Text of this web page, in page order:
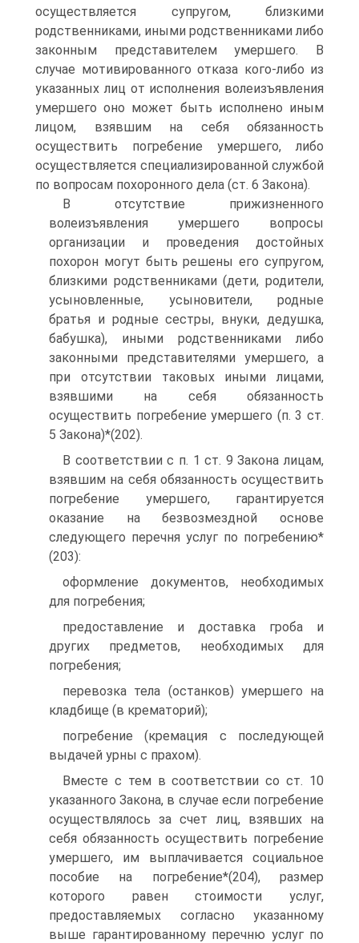
осуществляется супругом, близкими
родственниками, иными родственниками либо
законным представителем умершего. В
случае мотивированного отказа кого-либо из
указанных лиц от исполнения волеизъявления
умершего оно может быть исполнено иным
лицом, взявшим на себя обязанность
осуществить погребение умершего, либо
осуществляется специализированной службой
по вопросам похоронного дела (ст. 6 Закона).
В отсутствие прижизненного
волеизъявления умершего вопросы
организации и проведения достойных
похорон могут быть решены его супругом,
близкими родственниками (дети, родители,
усыновленные, усыновители, родные
братья и родные сестры, внуки, дедушка,
бабушка), иными родственниками либо
законными представителями умершего, а
при отсутствии таковых иными лицами,
взявшими на себя обязанность
осуществить погребение умершего (п. 3 ст.
5 Закона)*(202).
В соответствии с п. 1 ст. 9 Закона лицам,
взявшим на себя обязанность осуществить
погребение умершего, гарантируется
оказание на безвозмездной основе
следующего перечня услуг по погребению*
(203):
оформление документов, необходимых
для погребения;
предоставление и доставка гроба и
других предметов, необходимых для
погребения;
перевозка тела (останков) умершего на
кладбище (в крематорий);
погребение (кремация с последующей
выдачей урны с прахом).
Вместе с тем в соответствии со ст. 10
указанного Закона, в случае если погребение
осуществлялось за счет лиц, взявших на
себя обязанность осуществить погребение
умершего, им выплачивается социальное
пособие на погребение*(204), размер
которого равен стоимости услуг,
предоставляемых согласно указанному
выше гарантированному перечню услуг по